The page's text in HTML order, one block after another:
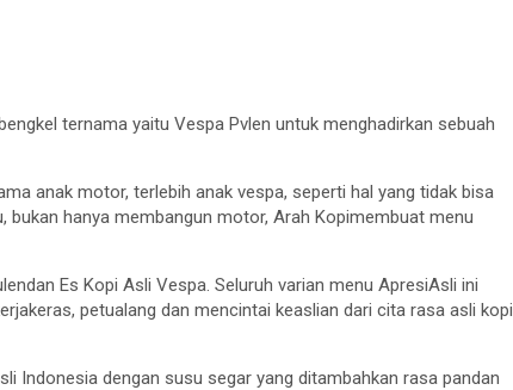
ternama yaitu Vespa Pvlen untuk menghadirkan sebuah
anak motor, terlebih anak vespa, seperti hal yang tidak bisa
bukan hanya membangun motor, Arah Kopimembuat menu
Es Kopi Asli Vespa. Seluruh varian menu ApresiAsli ini
petualang dan mencintai keaslian dari cita rasa asli kopi
Indonesia dengan susu segar yang ditambahkan rasa pandan